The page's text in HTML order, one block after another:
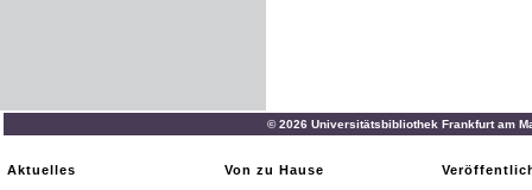
© 2026 Universitätsbibliothek Frankfurt am
Aktuelles
Von zu Hause